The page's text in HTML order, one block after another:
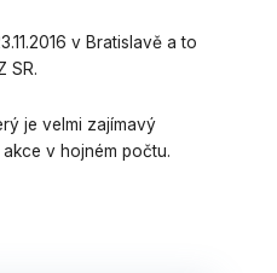
v Bratislavě a to
SR.
je velmi zajímavý
v hojném počtu.